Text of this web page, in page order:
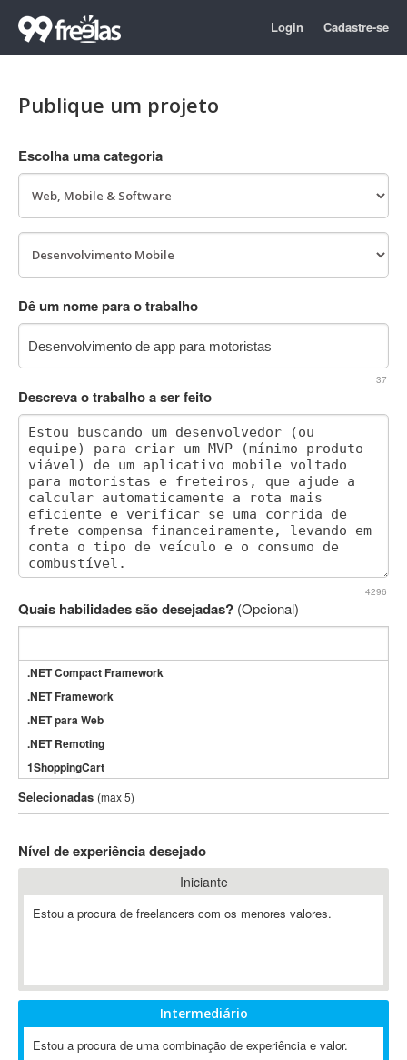
Login Cadastre-se
Publique um projeto
Escolha uma categoria
Dê um nome para o trabalho
37
Descreva o trabalho a ser feito
4296
Quais habilidades são desejadas? (Opcional)
.NET Compact Framework
.NET Framework
.NET para Web
.NET Remoting
1ShoppingCart
3DS Max
3GSM
802.11
A-GPS
ABAP
Abaqus
ABBYY FineReader
Selecionadas (max 5)
Nível de experiência desejado
Iniciante
Estou a procura de freelancers com os menores valores.
Intermediário
Estou a procura de uma combinação de experiência e valor.